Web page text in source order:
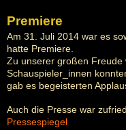
Premiere
Am 31. Juli 2014 war es
hatte Premiere.
Zu unserer großen Freude
Schauspieler_innen
gab es begeisterten
Auch die Presse war
Pressespiegel